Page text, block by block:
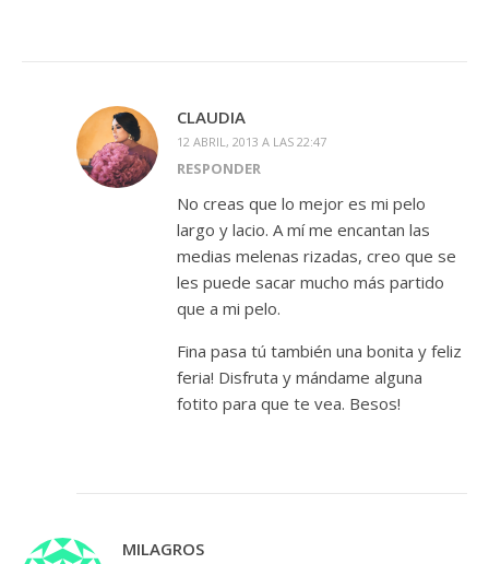
CLAUDIA
12 ABRIL, 2013 A LAS 22:47
RESPONDER
No creas que lo mejor es mi pelo
largo y lacio. A mí me encantan las
medias melenas rizadas, creo que se
les puede sacar mucho más partido
que a mi pelo.
Fina pasa tú también una bonita y feliz
feria! Disfruta y mándame alguna
fotito para que te vea. Besos!
MILAGROS